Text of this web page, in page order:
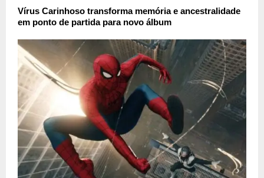
Vírus Carinhoso transforma memória e ancestralidade
em ponto de partida para novo álbum